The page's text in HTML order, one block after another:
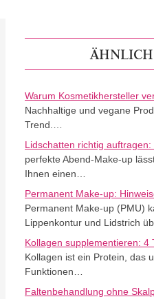
Warum Kosmetikhersteller
Nachhaltige und vegane
Trend.…
Lidschatten richtig auftragen:
perfekte Abend-Make-up
Ihnen einen…
Permanent Make-up:
Permanent Make-up (PMU)
Lippenkontur und Lidstrich
Kollagen supplementieren:
Kollagen ist ein Protein, das
Funktionen…
Faltenbehandlung ohne